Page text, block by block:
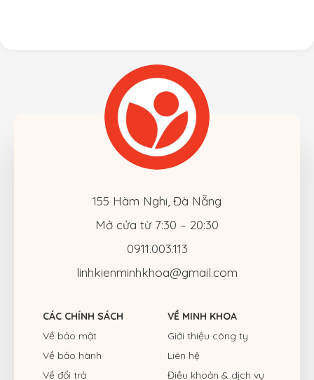
CÁC CHÍNH SÁCH
Về bảo mật
Về bảo hành
Về đổi trả
155 Hàm Nghi, Đà Nẵng
Mở cửa từ 7:30 – 20:30
0911.003.113
linhkienminhkhoa@gmail.com
VỀ MINH KHOA
Giới thiệu công ty
Liên hệ
Điều khoản & dịch vụ